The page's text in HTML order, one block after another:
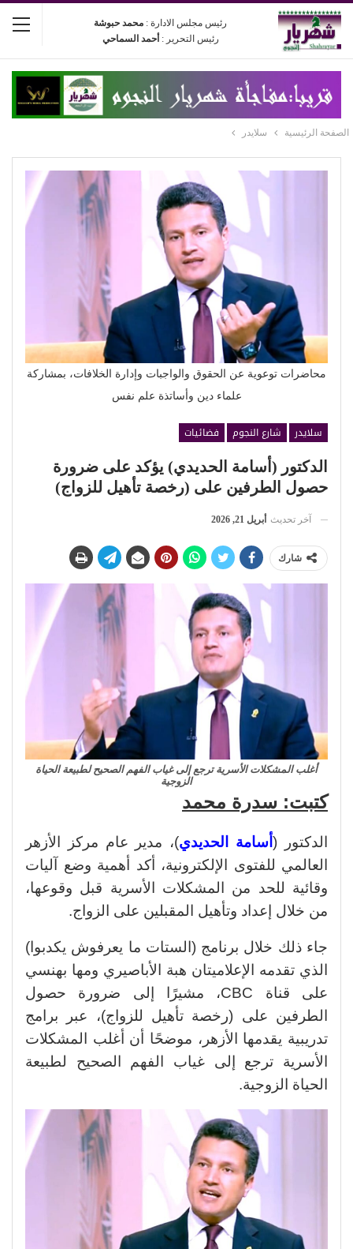
رئيس مجلس الادارة : محمد حبوشة
رئيس التحرير : أحمد السماحي
الصفحة الرئيسية سلايدر
محاضرات توعوية عن الحقوق والواجبات وإدارة الخلافات، بمشاركة
علماء دين وأساتذة علم نفس
سلايدر شارع النجوم
فضائيات
الدكتور (أسامة الحديدي) يؤكد على ضرورة
حصول الطرفين على (رخصة تأهيل للزواج)
آخر تحديث أبريل 21, 2026
شارك
أغلب المشكلات الأسرية ترجع إلى غياب الفهم الصحيح لطبيعة الحياة
الزوجية
كتبت: سدرة محمد
الدكتور (أسامة الحديدي)، مدير عام مركز الأزهر
العالمي للفتوى الإلكترونية، أكد أهمية وضع آليات
وقائية للحد من المشكلات الأسرية قبل وقوعها،
من خلال إعداد وتأهيل المقبلين على الزواج.
جاء ذلك خلال برنامج (الستات ما يعرفوش يكدبوا)
الذي تقدمه الإعلاميتان هبة الأباصيري ومها بهنسي
على قناة CBC، مشيرًا إلى ضرورة حصول
الطرفين على (رخصة تأهيل للزواج)، عبر برامج
تدريبية يقدمها الأزهر، موضحًا أن أغلب المشكلات
الأسرية ترجع إلى غياب الفهم الصحيح لطبيعة
الحياة الزوجية.